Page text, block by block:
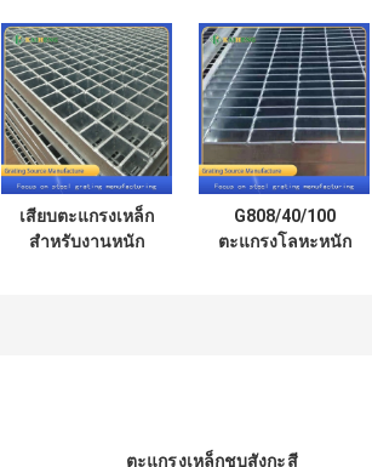
เสียบตะแกรงเหล็ก
สำหรับงานหนัก
G808/40/100
ตะแกรงโลหะหนัก
ตะแกรงเหล็กชุบสังกะสี